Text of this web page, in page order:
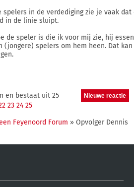
spelers in de verdediging zie je vaak dat
in de linie sluipt.
de speler is die ik voor mij zie, hij
(jongere) spelers om hem heen. Dat kan
en bestaat uit 25
23 24 25
Feyenoord Forum » Opvolger Dennis